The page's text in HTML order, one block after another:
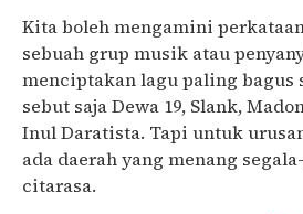
Kita boleh mengamini
sebuah grup musik atau
menciptakan lagu paling bagus
sebut saja Dewa 19, Slank,
Inul Daratista. Tapi untuk
ada daerah yang menang
citarasa.